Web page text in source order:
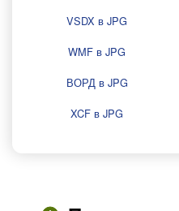
VSDX в JPG
WMF в JPG
ВОРД в JPG
XCF в JPG